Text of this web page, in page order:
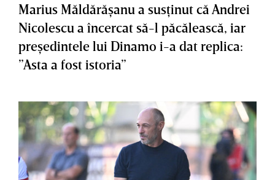
Marius Măldărăşanu a susţinut că Andrei
Nicolescu a încercat să-l păcălească, iar
preşedintele lui Dinamo i-a dat replica:
”Asta a fost istoria”